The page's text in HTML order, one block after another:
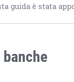
guida è stata